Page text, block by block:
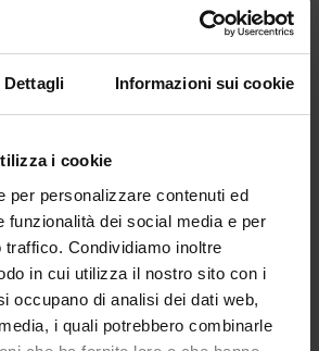
Dettagli Informazioni sui cookie
i cookie
per personalizzare contenuti ed
funzionalità dei social media e per
Condividiamo inoltre
in cui utilizza il nostro sito con i
occupano di analisi dei dati web,
i quali potrebbero combinarle
Lily Donaldson, Victoria’s
di accuse di poco conto,
grande lavoro di